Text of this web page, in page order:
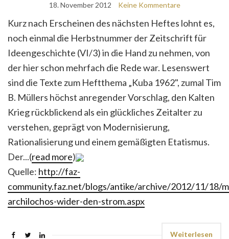
18. November 2012 Keine Kommentare
Kurz nach Erscheinen des nächsten Heftes lohnt es,
noch einmal die Herbstnummer der Zeitschrift für
Ideengeschichte (VI/3) in die Hand zu nehmen, von
der hier schon mehrfach die Rede war. Lesenswert
sind die Texte zum Heftthema „Kuba 1962", zumal Tim
B. Müllers höchst anregender Vorschlag, den Kalten
Krieg rückblickend als ein glückliches Zeitalter zu
verstehen, geprägt von Modernisierung,
Rationalisierung und einem gemäßigten Etatismus.
Der...(read more)
Quelle: http://faz-
community.faz.net/blogs/antike/archive/2012/11/18/
archilochos-wider-den-strom.aspx
Weiterlesen